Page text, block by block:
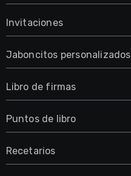
Invitaciones
Jaboncitos personalizados
Libro de firmas
Puntos de libro
Recetarios